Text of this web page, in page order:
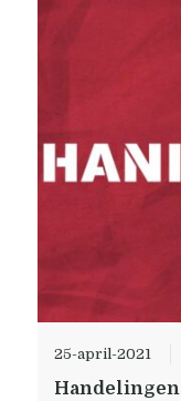
25-april-2021
Handelingen